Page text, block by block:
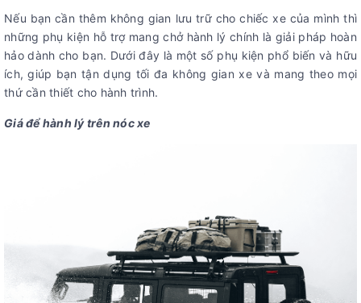
Nếu bạn cần thêm không gian lưu trữ cho chiếc xe của mình thì
những phụ kiện hỗ trợ mang chở hành lý chính là giải pháp hoàn
hảo dành cho bạn. Dưới đây là một số phụ kiện phổ biến và hữu
ích, giúp bạn tận dụng tối đa không gian xe và mang theo mọi
thứ cần thiết cho hành trình.
Giá để hành lý trên nóc xe